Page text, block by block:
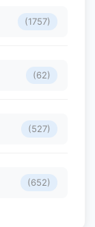
(1757)
(62)
(527)
(652)